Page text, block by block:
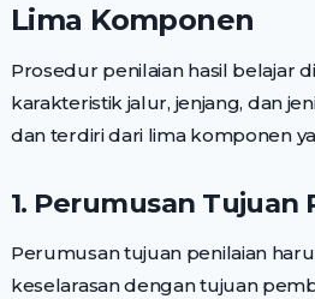
Lima Komponen
Prosedur penilaian hasil belajar
karakteristik jalur, jenjang, dan
dan terdiri dari lima komponen
1. Perumusan Tujuan
Perumusan tujuan penilaian
keselarasan dengan tujuan